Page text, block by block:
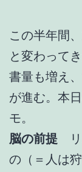
この半年間
と変わって
書量も増え
が進む。本
モ。
脳の前提 リ
の（＝人は